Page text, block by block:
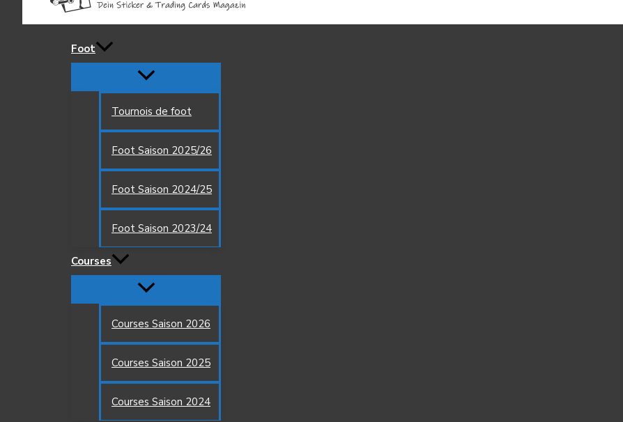
Foot
Tournois de foot
Foot Saison 2025/26
Foot Saison 2024/25
Foot Saison 2023/24
Courses
Courses Saison 2026
Courses Saison 2025
Courses Saison 2024